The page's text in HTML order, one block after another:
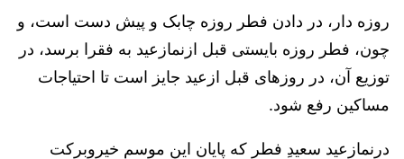
روزه دار، در دادن فطر روزه چابک و پیش دست است، و
چون، فطر روزه بایستی قبل ازنمازعید به فقرا برسد، در
توزیع آن، در روزهای قبل ازعید جایز است تا احتیاجات
مساکین رفع شود.
درنمازعید سعیدِ فطر که پایان این موسم خیروبرکت